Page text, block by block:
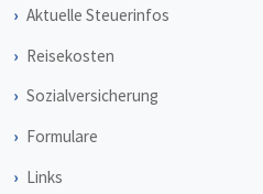
Aktuelle Steuerinfos
Reisekosten
Sozialversicherung
Formulare
Links